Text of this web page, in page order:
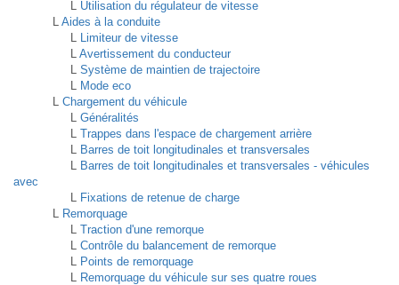
L Utilisation du régulateur de vitesse
L Aides à la conduite
L Limiteur de vitesse
L Avertissement du conducteur
L Système de maintien de trajectoire
L Mode eco
L Chargement du véhicule
L Généralités
L Trappes dans l'espace de chargement arrière
L Barres de toit longitudinales et transversales
L Barres de toit longitudinales et transversales - véhicules
avec
L Fixations de retenue de charge
L Remorquage
L Traction d'une remorque
L Contrôle du balancement de remorque
L Points de remorquage
L Remorquage du véhicule sur ses quatre roues